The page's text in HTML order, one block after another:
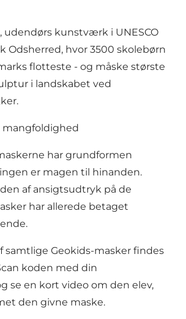
udendørs kunstværk i UNESCO
Odsherred, hvor 3500 skolebørn
flotteste - og måske største
i landskabet ved
har grundformen
er magen til hinanden.
af ansigtsudtryk på de
har allerede betaget
samtlige Geokids-masker findes
koden med din
se en kort video om den elev,
den givne maske.